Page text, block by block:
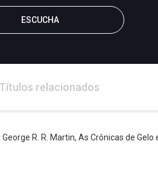
ESCUCHA
Títulos relacionados
R. R. Martin, As Crônicas de Gelo